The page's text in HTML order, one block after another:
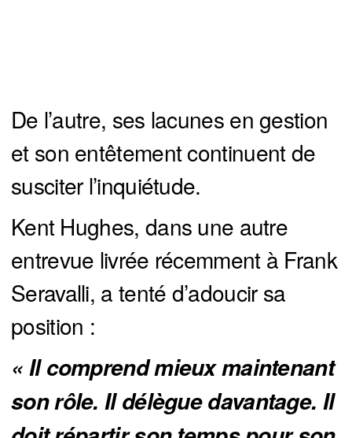
De l’autre, ses lacunes en gestion
et son entêtement continuent de
susciter l’inquiétude.
Kent Hughes, dans une autre
entrevue livrée récemment à Frank
Seravalli, a tenté d’adoucir sa
position :
« Il comprend mieux maintenant
son rôle. Il délègue davantage. Il